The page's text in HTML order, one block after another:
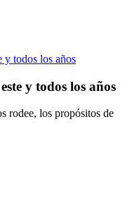
y todos los años
y todos los años
rodee, los propósitos de